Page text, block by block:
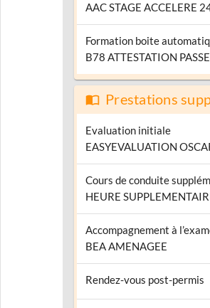
AAC STAGE ACCELERE
Formation boite
B78 ATTESTATION
Prestations
Evaluation initiale
EASYEVALUATION
Cours de conduite
HEURE
Accompagnement à
BEA AMENAGEE
Rendez-vous post-permis